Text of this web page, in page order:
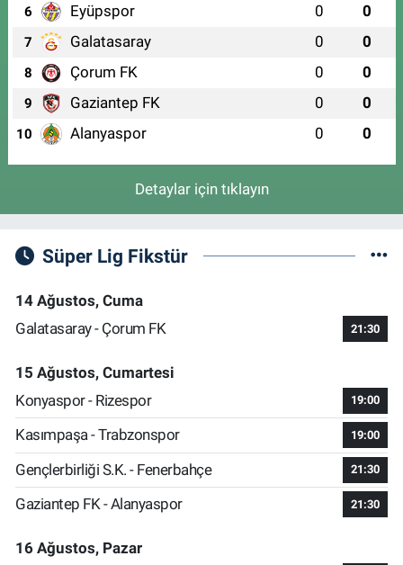
6 Eyüpspor 0 0
7 Galatasaray 0 0
8 Çorum FK 0 0
9 Gaziantep FK 0 0
10 Alanyaspor 0 0
Detaylar için tıklayın
Süper Lig Fikstür
14 Ağustos, Cuma
Galatasaray - Çorum FK
21:30
15 Ağustos, Cumartesi
Konyaspor - Rizespor
19:00
Kasımpaşa - Trabzonspor 19:00
Gençlerbirliği S.K. - Fenerbahçe 21:30
Gaziantep FK - Alanyaspor 21:30
16 Ağustos, Pazar